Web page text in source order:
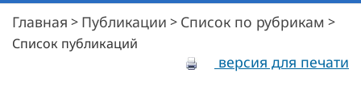
Главная > Публикации > Список по рубрикам >
Список публикаций
версия для печати